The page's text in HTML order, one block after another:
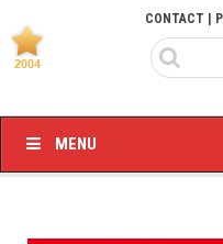
Ligue I – 2020/2021
Ligue I – 2019/2020
CONTACT |
MENU